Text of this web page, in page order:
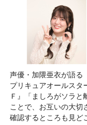
声優・加隈亜衣が語る
プリキュアオールスタ
Ｆ』「ましろがソラと
ことで、お互いの大切
確認するところも見ど